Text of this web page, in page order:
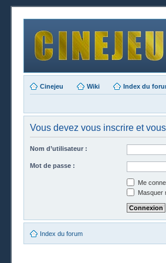
Cinejeu Wiki Index du
Vous devez vous inscrire et
Nom d’utilisateur :
Mot de passe :
Me
Masquer
Index du forum